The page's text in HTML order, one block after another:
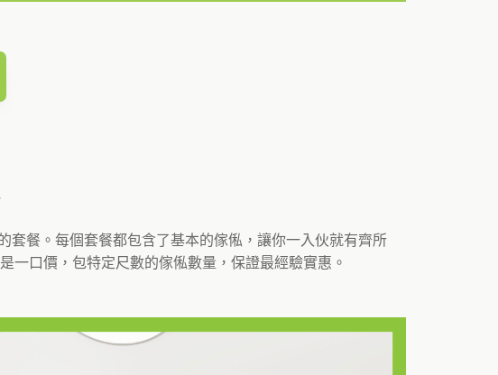
套餐。每個套餐都包含了基本的傢俬，讓你一入伙就有齊所
一口價，包特定尺數的傢俬數量，保證最經驗實惠。